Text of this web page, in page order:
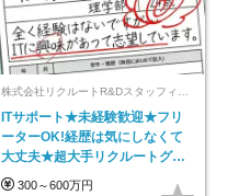
ITサポート★未経験歓迎★フリ
ーターOK!経歴は気にしなくて
大丈夫★超大手リクルートグル
ープの正社員/sg
300～600万円